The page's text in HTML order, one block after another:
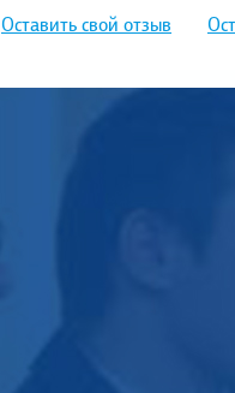
Оставить свой отзыв